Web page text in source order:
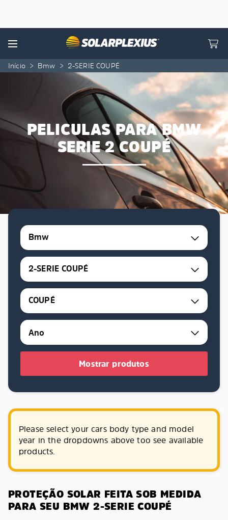
Menu
Início > Bmw > 2-SERIE COUPÉ
PELICULAS PARA BMW
SERIE 2 COUPÉ
Bmw
2-SERIE COUPÉ
COUPÉ
Mostrar produtos
Please select your cars body type and model
year in the dropdowns above too see available
products.
PROTEÇÃO SOLAR FEITA SOB MEDIDA
PARA SEU BMW 2-SERIE COUPÉ